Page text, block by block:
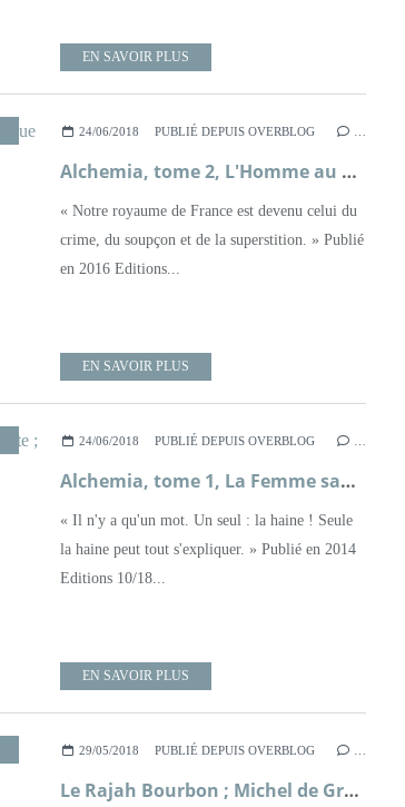
EN SAVOIR PLUS
POLICIER RENAISSANCE FRANÇAISE,ROMAN,XVIÈME SIÈCLE
24/06/2018 PUBLIÉ DEPUIS OVERBLOG
Alchemia, tome 2, L'Homme au Masque de Verre ; Vivane Moore
« Notre royaume de France est devenu celui du
crime, du soupçon et de la superstition. » Publié
en 2016 Editions...
EN SAVOIR PLUS
POLICIER RENAISSANCE FRANÇAISE,ROMAN,XVIÈME SIÈCLE
24/06/2018 PUBLIÉ DEPUIS OVERBLOG
Alchemia, tome 1, La Femme sans Tête ; Viviane Moore
« Il n'y a qu'un mot. Un seul : la haine ! Seule
la haine peut tout s'expliquer. » Publié en 2014
Editions 10/18...
EN SAVOIR PLUS
RENAISSANCE,ROMAN XVIÈME SIÈCLE
29/05/2018 PUBLIÉ DEPUIS OVERBLOG
Le Rajah Bourbon ; Michel de Grèce